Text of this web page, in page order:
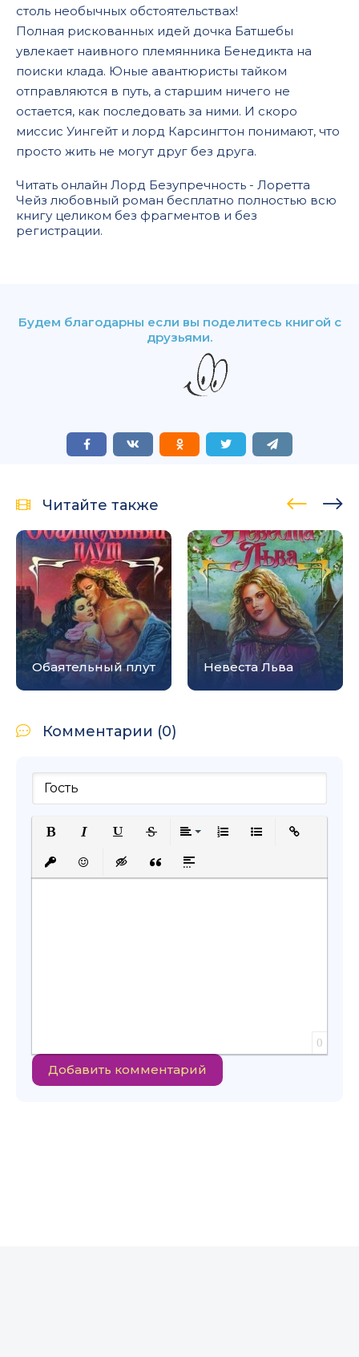
столь необычных обстоятельствах!
Полная рискованных идей дочка Батшебы
увлекает наивного племянника Бенедикта на
поиски клада. Юные авантюристы тайком
отправляются в путь, а старшим ничего не
остается, как последовать за ними. И скоро
миссис Уингейт и лорд Карсингтон понимают, что
просто жить не могут друг без друга.
Читать онлайн Лорд Безупречность - Лоретта
Чейз любовный роман бесплатно полностью всю
книгу целиком без фрагментов и без
регистрации.
Будем благодарны если вы поделитесь книгой с
друзьями.
Читайте также
Обаятельный плут Невеста Льва
Комментарии (0)
Подчеркнутый
Вставить защищенную ссылку
Вставить смайлик
Вставка скрытого текста
Вставка цитаты
Вставка спойлера
0
Добавить комментарий